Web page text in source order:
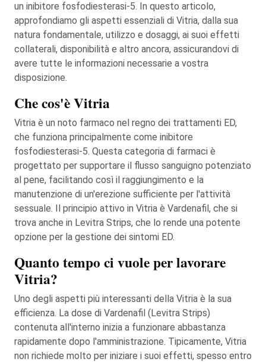
un inibitore fosfodiesterasi-5. In questo articolo,
approfondiamo gli aspetti essenziali di Vitria, dalla sua
natura fondamentale, utilizzo e dosaggi, ai suoi effetti
collaterali, disponibilità e altro ancora, assicurandovi di
avere tutte le informazioni necessarie a vostra
disposizione.
Che cos'è Vitria
Vitria è un noto farmaco nel regno dei trattamenti ED,
che funziona principalmente come inibitore
fosfodiesterasi-5. Questa categoria di farmaci è
progettato per supportare il flusso sanguigno potenziato
al pene, facilitando così il raggiungimento e la
manutenzione di un'erezione sufficiente per l'attività
sessuale. Il principio attivo in Vitria è Vardenafil, che si
trova anche in Levitra Strips, che lo rende una potente
opzione per la gestione dei sintomi ED.
Quanto tempo ci vuole per lavorare
Vitria?
Uno degli aspetti più interessanti della Vitria è la sua
efficienza. La dose di Vardenafil (Levitra Strips)
contenuta all'interno inizia a funzionare abbastanza
rapidamente dopo l'amministrazione. Tipicamente, Vitria
non richiede molto per iniziare i suoi effetti, spesso entro